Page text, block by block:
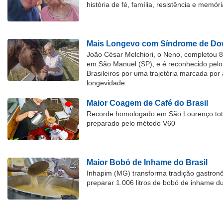
história de fé, família, resistência e
Mais Longevo com Síndrome de
João César Melchiori, o Neno, completou
em São Manuel (SP), e é reconhecido
Brasileiros por uma trajetória marcada por
longevidade.
Maior Coagem de Café do Brasil
Recorde homologado em São Lourenço
preparado pelo método V60
Maior Bobó de Inhame do Brasil
Inhapim (MG) transforma tradição
preparar 1.006 litros de bobó de inhame